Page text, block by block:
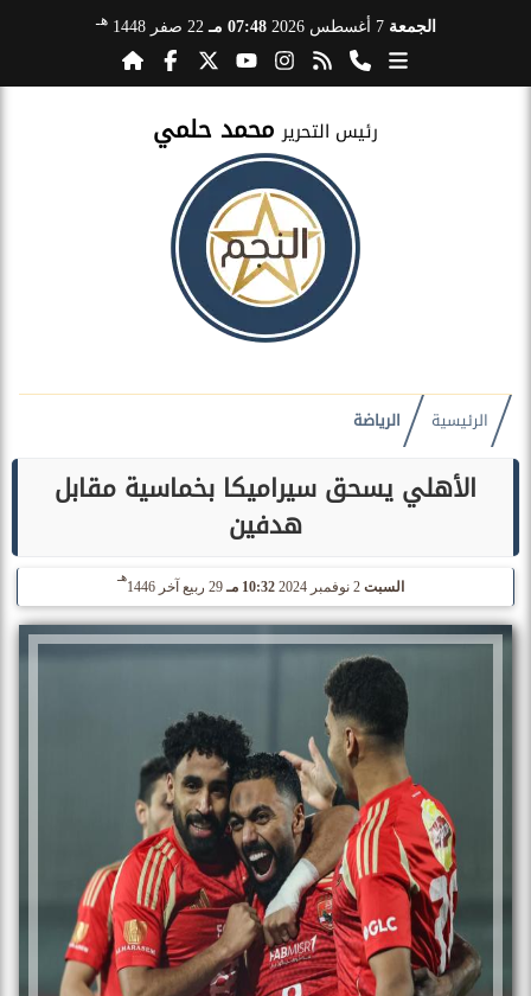
الجمعة 7 أغسطس 2026 07:48 مـ 22 صفر 1448 هـ
رئيس التحرير محمد حلمي
الرئيسية الرياضة
الأهلي يسحق سيراميكا بخماسية مقابل
هدفين
السبت 10:32 مـ 29 ربيع آخر 1446
هـ